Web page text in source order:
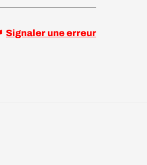
Signaler une erreur